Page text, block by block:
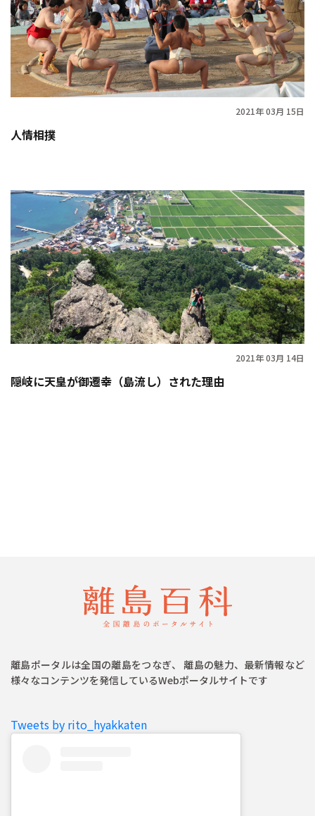
2021年 03月 15日
人情相撲
2021年 03月 14日
隠岐に天皇が御遷幸（島流し）された理由
離島ポータルは全国の離島をつなぎ、 離島の魅力、最新情報など
様々なコンテンツを発信しているWebポータルサイトです
Tweets by rito_hyakkaten